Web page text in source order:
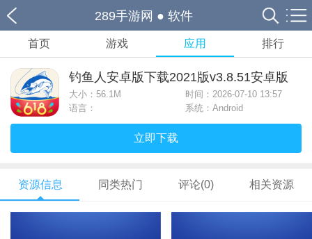
289手游网 ● 软件
首页 游戏 应用 排行
钓鱼人安卓版下载2021版v3.8.51安卓版
大小： 56.1M
时间：2026-07-10 13:57
语言：
系统：Android
立即下载
资源信息 同类热门 评论(0) 相关资源